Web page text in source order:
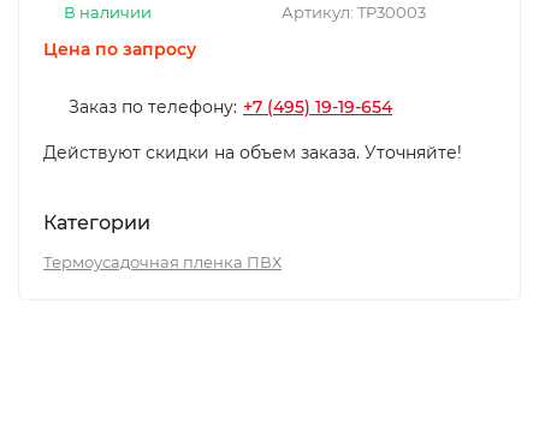
Артикул: TP30003
В наличии
Цена по запросу
Заказ по телефону: +7 (495) 19-19-654
Действуют скидки на объем заказа. Уточняйте!
Категории
Термоусадочная пленка ПВХ